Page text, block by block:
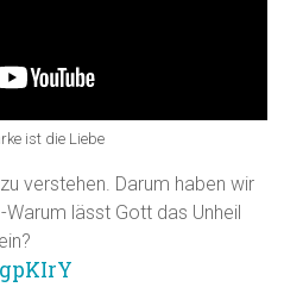
ist die Liebe
verstehen. Darum haben wir
lässt Gott das Unheil